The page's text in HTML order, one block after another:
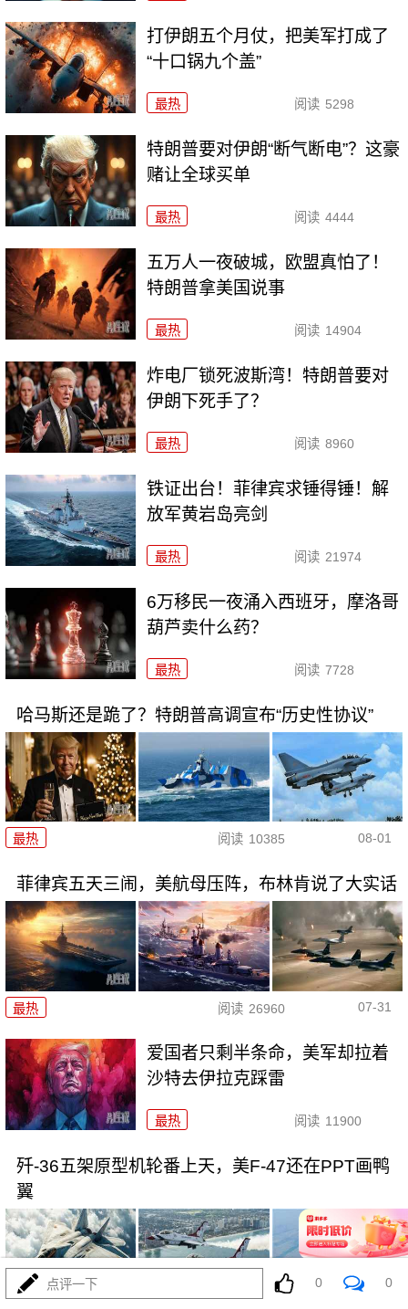
打伊朗五个月仗，把美军打成了
“十口锅九个盖”
最热 阅读 5298
特朗普要对伊朗“断气断电”？这豪
赌让全球买单
最热 阅读 4444
五万人一夜破城，欧盟真怕了！
特朗普拿美国说事
最热 阅读 14904
炸电厂锁死波斯湾！特朗普要对
伊朗下死手了？
最热 阅读 8960
铁证出台！菲律宾求锤得锤！解
放军黄岩岛亮剑
最热 阅读 21974
6万移民一夜涌入西班牙，摩洛哥
葫芦卖什么药？
最热 阅读 7728
哈马斯还是跪了？特朗普高调宣布“历史性协议”
最热 阅读 10385 08-01
菲律宾五天三闹，美航母压阵，布林肯说了大实话
最热 阅读 26960 07-31
爱国者只剩半条命，美军却拉着
沙特去伊拉克踩雷
最热 阅读 11900
歼-36五架原型机轮番上天，美F-47还在PPT画鸭
翼
点评一下 0 0